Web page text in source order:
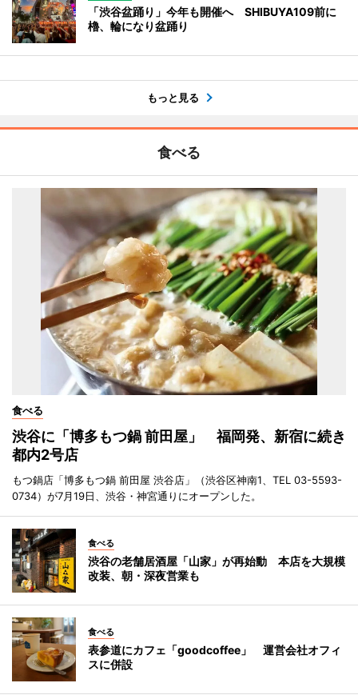
「渋谷盆踊り」今年も開催へ SHIBUYA109前に
櫓、輪になり盆踊り
もっと見る
食べる
食べる
渋谷に「博多もつ鍋 前田屋」 福岡発、新宿に続き
都内2号店
もつ鍋店「博多もつ鍋 前田屋 渋谷店」（渋谷区神南1、TEL 03-5593-
0734）が7月19日、渋谷・神宮通りにオープンした。
食べる
渋谷の老舗居酒屋「山家」が再始動 本店を大規模
改装、朝・深夜営業も
食べる
表参道にカフェ「goodcoffee」 運営会社オフィ
スに併設